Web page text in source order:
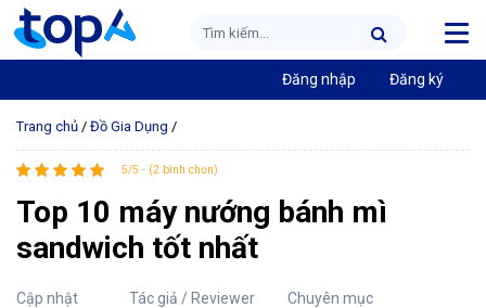
Đăng nhập Đăng ký
Trang chủ / Đồ Gia Dụng /
5/5 - (2 bình chọn)
Top 10 máy nướng bánh mì
sandwich tốt nhất
Cập nhật
Tác giả / Reviewer
Chuyên mục